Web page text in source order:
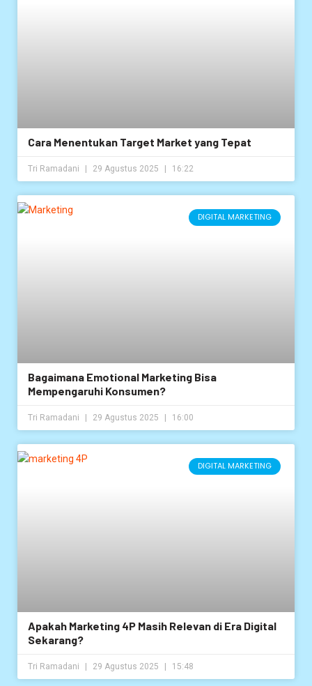
Cara Menentukan Target Market yang Tepat
Tri Ramadani 29 Agustus 2025 16:22
DIGITAL MARKETING
Bagaimana Emotional Marketing Bisa
Mempengaruhi Konsumen?
Tri Ramadani 29 Agustus 2025 16:00
DIGITAL MARKETING
Apakah Marketing 4P Masih Relevan di Era Digital
Sekarang?
Tri Ramadani 29 Agustus 2025 15:48